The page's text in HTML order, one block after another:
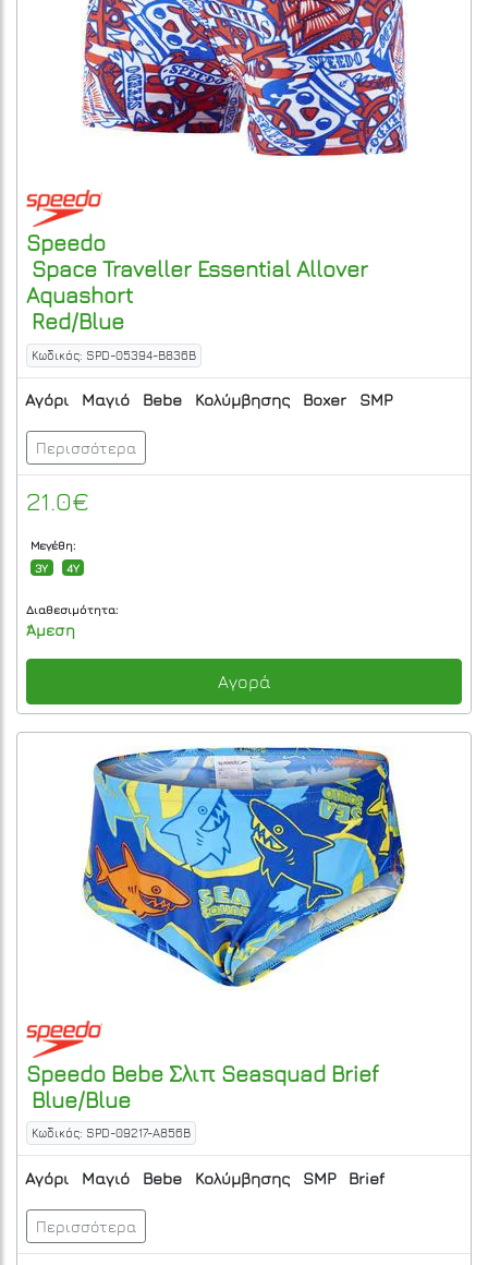
Speedo
Space Traveller Essential Allover
Aquashort
Red/Blue
Κωδικός: SPD-05394-B836B
Αγόρι Μαγιό Bebe Κολύμβησης Boxer SMP
Περισσότερα
21.0€
Μεγέθη:
3Y
4Y
Διαθεσιμότητα:
Άμεση
Αγορά
Speedo Bebe Σλιπ Seasquad Brief
Blue/Blue
Κωδικός: SPD-09217-A856B
Αγόρι Μαγιό Bebe Κολύμβησης SMP Brief
Περισσότερα